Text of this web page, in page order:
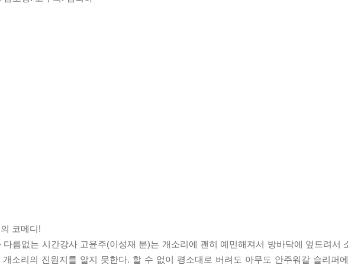
코메디!
름없는 시간강사 고윤주(이성재 분)는 개소리에 괜히 예민해져서 방바닥에 엎드려서
소리의 진원지를 알지 못한다. 할 수 없이 평소대로 버려도 아무도 안주워갈 슬리퍼